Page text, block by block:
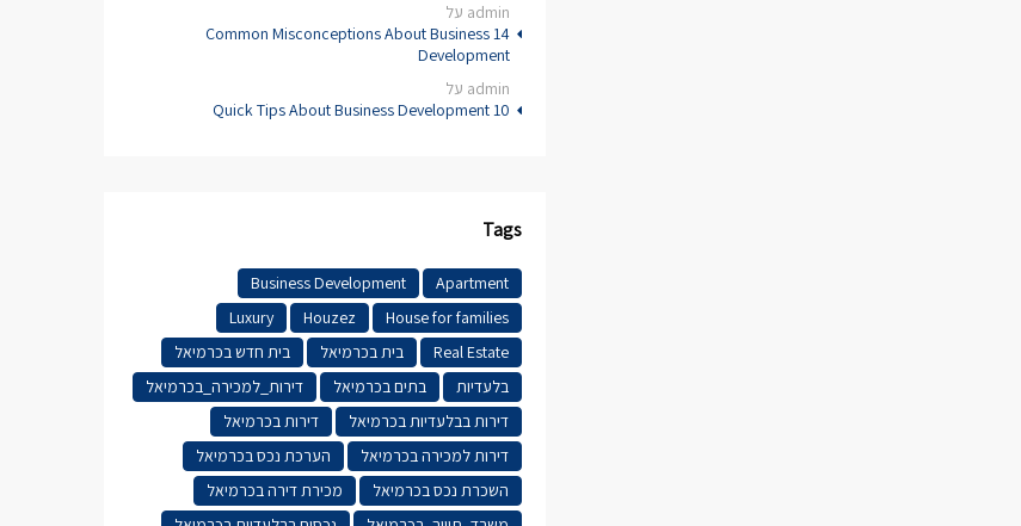
admin על
14 Common Misconceptions About Business
Development
admin על
10 Quick Tips About Business Development
Tags
Apartment
Business Development
House for families
Houzez
Luxury
Real Estate
בית בכרמיאל
בית חדש בכרמיאל
בלעדיות
בתים בכרמיאל
דירות_למכירה_בכרמיאל
דירות בבלעדיות בכרמיאל
דירות בכרמיאל
דירות למכירה בכרמיאל
הערכת נכס בכרמיאל
השכרת נכס בכרמיאל
מכירת דירה בכרמיאל